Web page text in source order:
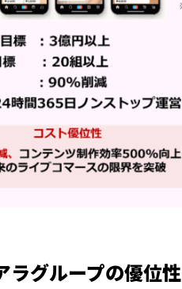
ラグループの優位性